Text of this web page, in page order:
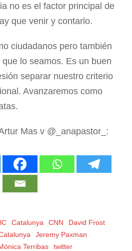
no es el factor principal de
que venir y contarlo.
ciudadanos pero también
lo seamos. Es un buen
separar nuestro criterio
Avanzaremos como
Mas v @_anapastor_:
Catalunya CNN
David Frost
Jeremy Paxman
Terribas twitter